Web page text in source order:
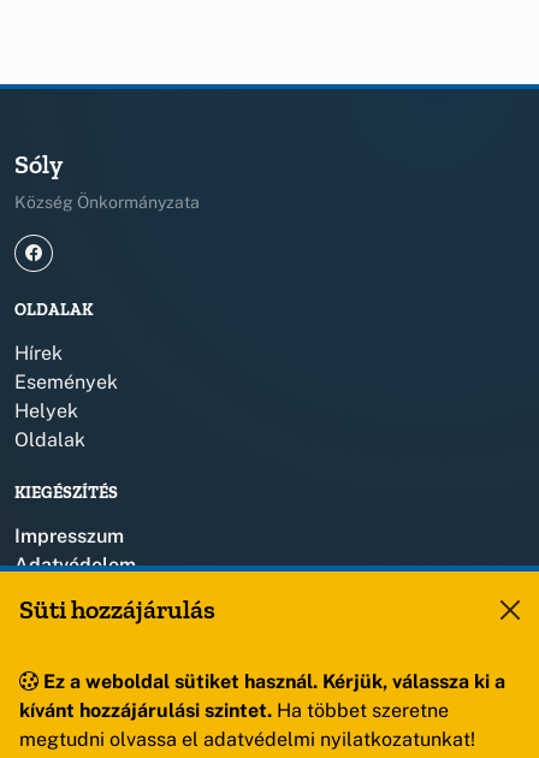
Sóly
Község Önkormányzata
OLDALAK
Hírek
Események
Helyek
Oldalak
KIEGÉSZÍTÉS
Impresszum
Adatvédelem
+36 88 459 150
8193 Sóly, Kossuth Lajos u.57.
Süti hozzájárulás
Ez a weboldal sütiket használ. Kérjük, válassza ki a
kívánt hozzájárulási szintet. Ha többet szeretne
megtudni olvassa el adatvédelmi nyilatkozatunkat!